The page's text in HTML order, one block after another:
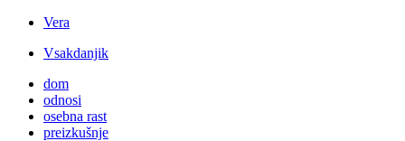
Vera
Vsakdanjik
dom
odnosi
osebna rast
preizkušnje